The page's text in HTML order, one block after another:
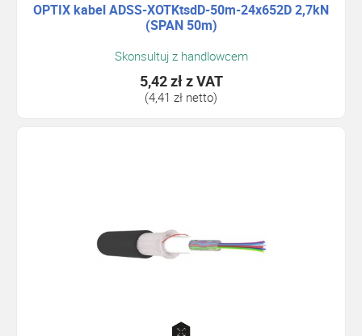
OPTIX kabel ADSS-XOTKtsdD-50m-24x652D 2,7kN
(SPAN 50m)
Skonsultuj z handlowcem
5,42 złz VAT
(4,41 zł netto)